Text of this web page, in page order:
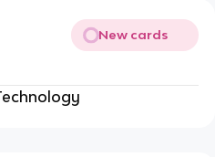
New cards